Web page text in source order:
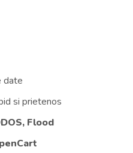
date
si prietenos
Flood